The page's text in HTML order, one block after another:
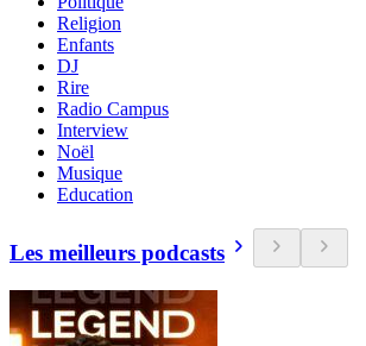
Religion
Enfants
DJ
Rire
Radio Campus
Interview
Noël
Musique
Education
Les meilleurs podcasts